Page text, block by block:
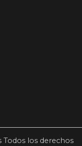
los derechos